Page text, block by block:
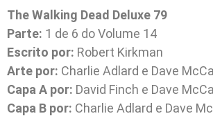
The Walking Dead Deluxe 79
Parte: 1 de 6 do Volume 14
Escrito por: Robert Kirkman
Arte por: Charlie Adlard e Dave
Capa A por: David Finch e Dave
Capa B por: Charlie Adlard e Dave